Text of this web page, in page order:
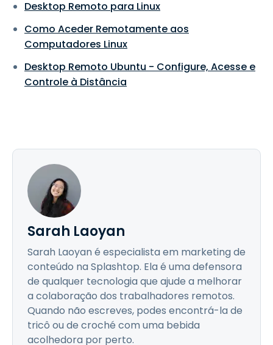
Desktop Remoto para Linux
Como Aceder Remotamente aos
Computadores Linux
Desktop Remoto Ubuntu - Configure, Acesse e
Controle à Distância
Sarah Laoyan
Sarah Laoyan é especialista em marketing de
conteúdo na Splashtop. Ela é uma defensora
de qualquer tecnologia que ajude a melhorar
a colaboração dos trabalhadores remotos.
Quando não escreves, podes encontrá-la de
tricô ou de croché com uma bebida
acolhedora por perto.